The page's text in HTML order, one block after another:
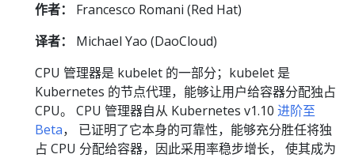
作者：
Francesco Romani (Red Hat)
译者：
Michael Yao (DaoCloud)
CPU 管理器是 kubelet 的一部分；kubelet 是
Kubernetes 的节点代理，能够让用户给容器分配独占
CPU。 CPU 管理器自从 Kubernetes v1.10 进阶至
Beta， 已证明了它本身的可靠性，能够充分胜任将独
占 CPU 分配给容器，因此采用率稳步增长， 使其成为